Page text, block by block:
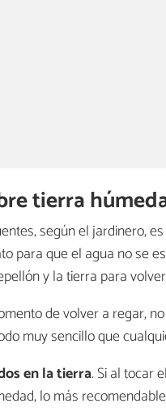
tierra
según el jardinero, es
para que el agua no se
y la tierra para
de volver a regar,
muy sencillo que
en la tierra. Si al tocar
lo más